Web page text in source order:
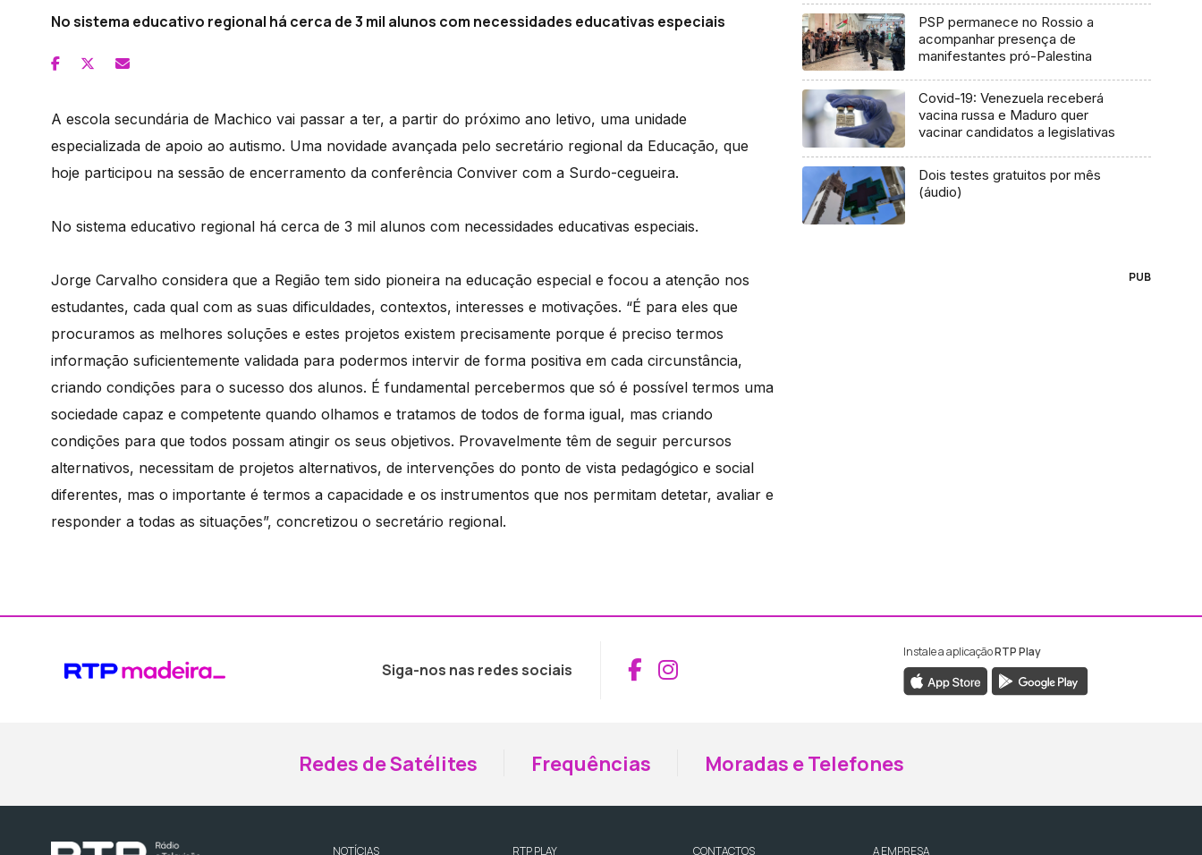
No sistema educativo regional há cerca de 3 mil alunos com necessidades educativas especiais
A escola secundária de Machico vai passar a ter, a partir do próximo ano letivo, uma unidade
especializada de apoio ao autismo. Uma novidade avançada pelo secretário regional da Educação, que
hoje participou na sessão de encerramento da conferência Conviver com a Surdo-cegueira.
No sistema educativo regional há cerca de 3 mil alunos com necessidades educativas especiais.
Jorge Carvalho considera que a Região tem sido pioneira na educação especial e focou a atenção nos
estudantes, cada qual com as suas dificuldades, contextos, interesses e motivações. “É para eles que
procuramos as melhores soluções e estes projetos existem precisamente porque é preciso termos
informação suficientemente validada para podermos intervir de forma positiva em cada circunstância,
criando condições para o sucesso dos alunos. É fundamental percebermos que só é possível termos uma
sociedade capaz e competente quando olhamos e tratamos de todos de forma igual, mas criando
condições para que todos possam atingir os seus objetivos. Provavelmente têm de seguir percursos
alternativos, necessitam de projetos alternativos, de intervenções do ponto de vista pedagógico e social
diferentes, mas o importante é termos a capacidade e os instrumentos que nos permitam detetar, avaliar e
responder a todas as situações”, concretizou o secretário regional.
PSP permanece no Rossio a
acompanhar presença de
manifestantes pró-Palestina
Covid-19: Venezuela receberá
vacina russa e Maduro quer
vacinar candidatos a legislativas
Dois testes gratuitos por mês
(áudio)
PUB
Siga-nos nas redes sociais Aceder ao Facebook da RTP Madeira
Aceder ao Instagram da RTP Madeira
Instale a aplicaçãoRTP Play
Redes de Satélites Frequências Moradas e Telefones
NOTÍCIAS RTP PLAY CONTACTOS A EMPRESA